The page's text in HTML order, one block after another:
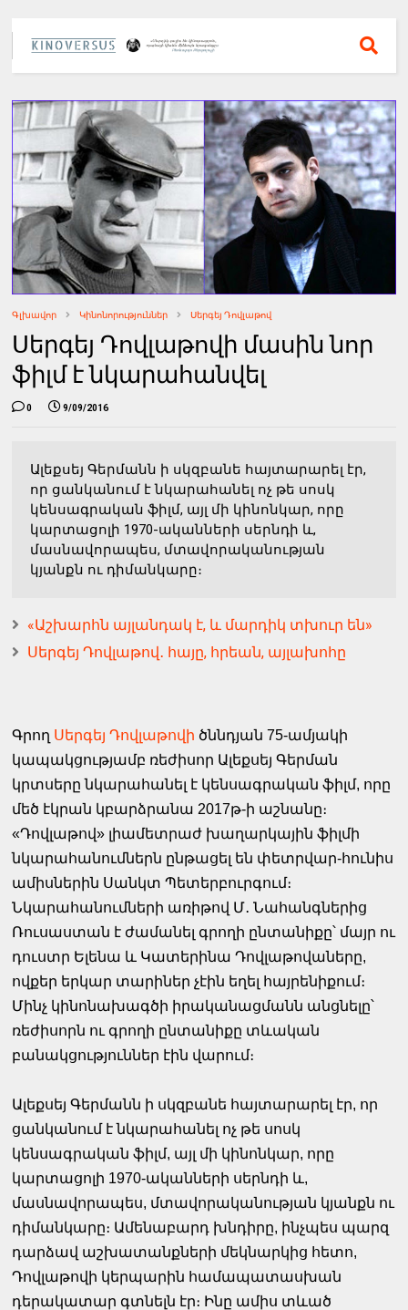
Գլխավոր Կինոնորություններ Սերգեյ Դովլաթով
Սերգեյ Դովլաթովի մասին նոր
ֆիլմ է նկարահանվել
0 9/09/2016
Ալեքսեյ Գերմանն ի սկզբանե հայտարարել էր,
որ ցանկանում է նկարահանել ոչ թե սոսկ
կենսագրական ֆիլմ, այլ մի կինոնկար, որը
կարտացոլի 1970-ականների սերնդի և,
մասնավորապես, մտավորականության
կյանքն ու դիմանկարը։
«Աշխարհն այլանդակ է, և մարդիկ տխուր են»
Սերգեյ Դովլաթով․ հայը, հրեան, այլախոհը
Գրող Սերգեյ Դովլաթովի ծննդյան 75-ամյակի
կապակցությամբ ռեժիսոր Ալեքսեյ Գերման
կրտսերը նկարահանել է կենսագրական ֆիլմ, որը
մեծ էկրան կբարձրանա 2017թ-ի աշնանը։
«Դովլաթով» լիամետրաժ խաղարկային ֆիլմի
նկարահանումներն ընթացել են փետրվար-հունիս
ամիսներին Սանկտ Պետերբուրգում։
Նկարահանումների առիթով Մ․ Նահանգներից
Ռուսաստան է ժամանել գրողի ընտանիքը՝ մայր ու
դուստր Ելենա և Կատերինա Դովլաթովաները,
ովքեր երկար տարիներ չէին եղել հայրենիքում։
Մինչ կինոնախագծի իրականացմանն անցնելը՝
ռեժիսորն ու գրողի ընտանիքը տևական
բանակցություններ էին վարում։
Ալեքսեյ Գերմանն ի սկզբանե հայտարարել էր, որ
ցանկանում է նկարահանել ոչ թե սոսկ
կենսագրական ֆիլմ, այլ մի կինոնկար, որը
կարտացոլի 1970-ականների սերնդի և,
մասնավորապես, մտավորականության կյանքն ու
դիմանկարը։ Ամենաբարդ խնդիրը, ինչպես պարզ
դարձավ աշխատանքների մեկնարկից հետո,
Դովլաթովի կերպարին համապատասխան
դերակատար գտնելն էր։ Ինը ամիս տևած